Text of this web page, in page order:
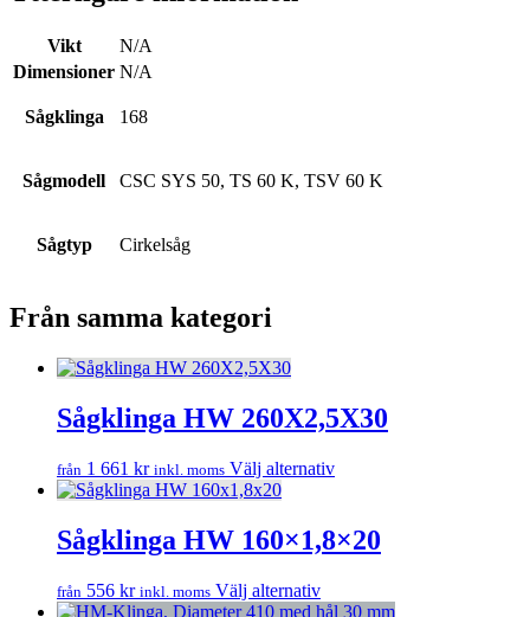
Vikt
N/A
Dimensioner N/A
Sågklinga 168
Sågmodell CSC SYS 50, TS 60 K, TSV 60 K
Sågtyp Cirkelsåg
Från samma kategori
Sågklinga HW 260X2,5X30
från 1 661 kr inkl. moms Välj alternativDen
har
flera
Sågklinga HW 160×1,8×20
från 556 kr inkl. moms Välj alternativDen
här